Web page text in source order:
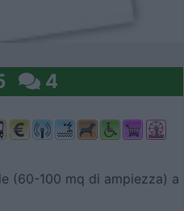
4
(60-100 mq di ampiezza) a